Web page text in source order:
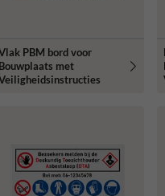
PBM bord voor
Bouwplaats met